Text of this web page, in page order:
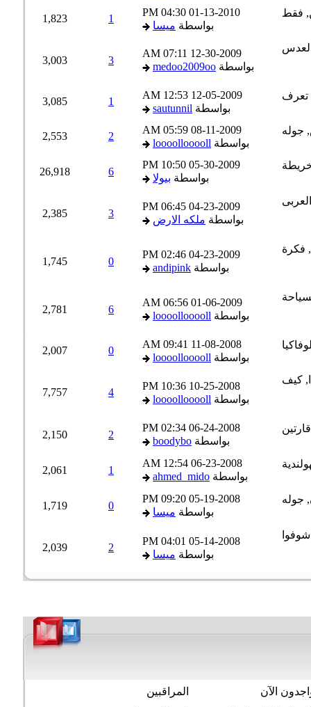
01-13-2010
04:30 PM
بواسطةميسا
1,823
12-30-2009
07:11 AM
بواسطةmedoo2009oo
3,003
12-05-2009
12:53 AM
بواسطةsautunnil
3,085
08-11-2009
05:59 AM
بواسطةloooollooooll
2,553
05-30-2009
10:50 PM
بواسطةبيولا
26,918
04-23-2009
06:45 PM
بواسطةملكه الارض
2,385
04-23-2009
02:46 PM
بواسطةandipink
1,745
01-06-2009
06:56 AM
بواسطةloooollooooll
2,781
11-08-2008
09:41 AM
بواسطةloooollooooll
2,007
10-25-2008
10:36 PM
بواسطةloooollooooll
7,757
06-24-2008
02:34 PM
بواسطةboodybo
2,150
06-23-2008
12:54 AM
بواسطةahmed_mido
2,061
05-19-2008
09:20 PM
بواسطةميسا
1,719
05-14-2008
04:01 PM
بواسطةميسا
2,039
الآن
المراقبين